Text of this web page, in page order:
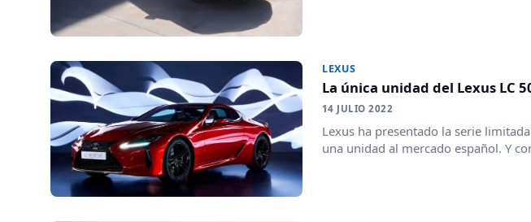
LEXUS
La única unidad del Lexus LC
14 JULIO 2022
Lexus ha presentado la serie
una unidad al mercado español. Y